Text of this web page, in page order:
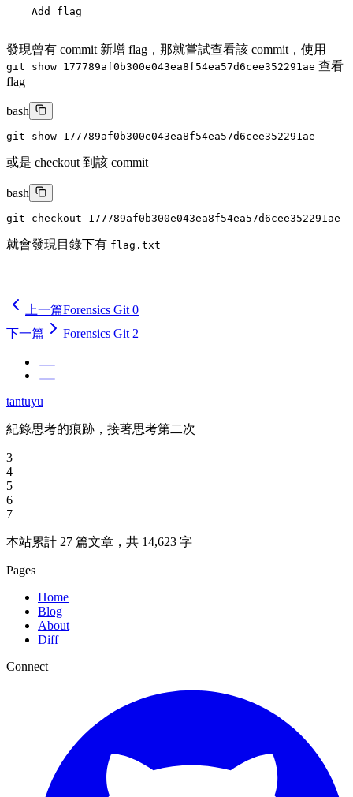
發現曾有 commit 新增 flag，那就嘗試查看該 commit，使用
git show 177789af0b300e043ea8f54ea57d6cee352291ae 查看
flag
bash
git
或是 checkout 到該 commit
bash
git
就會發現目錄下有 flag.txt
上一篇Forensics Git 0
下一篇
Forensics Git 2
tantuyu
紀錄思考的痕跡，接著思考第二次
3
4
5
6
7
本站累計 27 篇文章，共 14,623 字
Pages
Home
Blog
About
Diff
Connect